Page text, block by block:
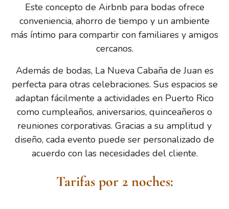
Este concepto de Airbnb para bodas ofrece
conveniencia, ahorro de tiempo y un ambiente
más íntimo para compartir con familiares y amigos
cercanos.
Además de bodas, La Nueva Cabaña de Juan es
perfecta para otras celebraciones. Sus espacios se
adaptan fácilmente a actividades en Puerto Rico
como cumpleaños, aniversarios, quinceañeros o
reuniones corporativas. Gracias a su amplitud y
diseño, cada evento puede ser personalizado de
acuerdo con las necesidades del cliente.
Tarifas por 2 noches: